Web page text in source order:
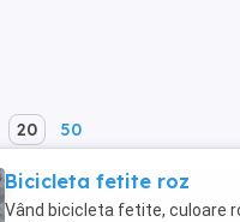
20 50
Bicicleta fetite roz
Vând bicicleta fetite, culoare